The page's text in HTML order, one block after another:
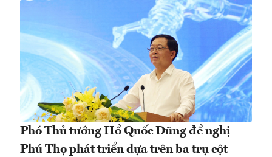
Phó Thủ tướng Hồ Quốc Dũng đề nghị
Phú Thọ phát triển dựa trên ba trụ cột